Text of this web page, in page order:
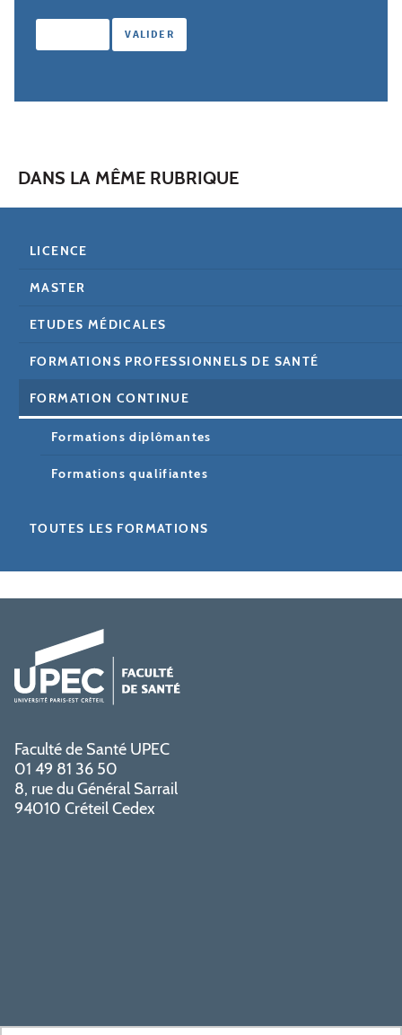
DANS LA MÊME RUBRIQUE
LICENCE
MASTER
ETUDES MÉDICALES
FORMATIONS PROFESSIONNELS DE SANTÉ
FORMATION CONTINUE
Formations diplômantes
Formations qualifiantes
TOUTES LES FORMATIONS
Faculté de Santé UPEC
01 49 81 36 50
8, rue du Général Sarrail
94010 Créteil Cedex